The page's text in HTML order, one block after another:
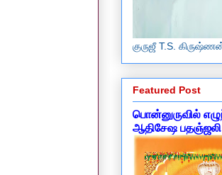
குருஜீ T.S.
Featured Post
பொன்னுருவில்
ஆதிசேஷ பதஞ்ஜலி